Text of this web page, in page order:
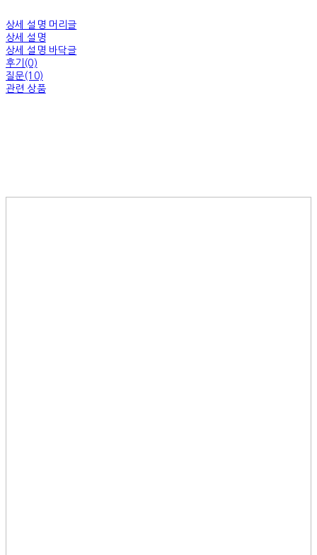
상세 설명 머리글
상세 설명
상세 설명 바닥글
후기(0)
질문(10)
관련 상품